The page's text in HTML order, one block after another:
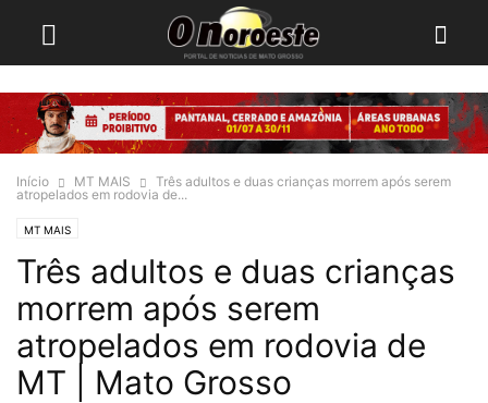
Início MT MAIS
Três adultos e duas crianças morrem após serem
atropelados em rodovia de...
MT MAIS
Três adultos e duas crianças
morrem após serem
atropelados em rodovia de
MT | Mato Grosso